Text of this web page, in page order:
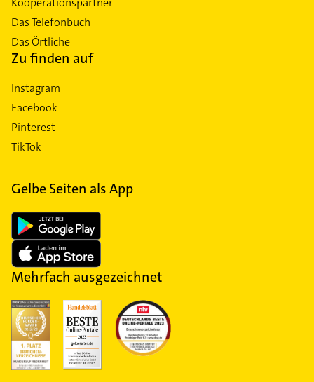
Das Telefonbuch
Das Örtliche
Zu finden auf
Instagram
Facebook
Pinterest
TikTok
Gelbe Seiten als App
Mehrfach ausgezeichnet